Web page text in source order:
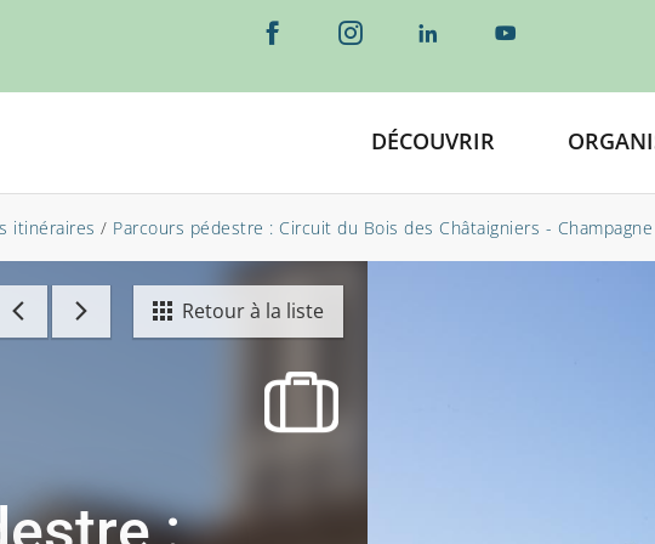
DÉCOUVRIR
itinéraires / Parcours pédestre : Circuit du Bois des Châtaigniers - Champagne
Retour à la liste